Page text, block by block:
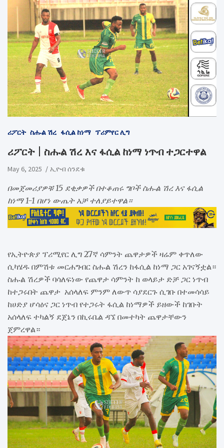
ሪፖርት ስሑል ሽረ ፋሲል ከነማ ፕሪምየር ሊግ
ሪፖርት | ስሑል ሽረ እና ፋሲል ከነማ ነጥብ ተጋርተዋል
May 6, 2025 ኢዮብ ሰንደቁ
በመጀመሪያዎቹ 15 ደቂቃዎች በተቆጠሩ ግቦች ስሑል ሽረ እና ፋሲል
ከነማ 1-1 በሆነ ውጤት አቻ ተለያይተዋል።
የኢትዮጵያ ፕሪሚየር ሊግ 27ኛ ሳምንት ጨዋታዎች ዛሬም ቀጥለው
ሲካሄዱ በምሽቱ መርሐግብር ስሑል ሽረን ከፋሲል ከነማ ጋር አገናኝቷል።
ስሑል ሽረዎች ባሳለፍነው የጨዋታ ሳምንት ከ ወላይታ ድቻ ጋር ነጥብ
ከተጋሩበት ጨዋታ አሰላለፍ ምንም ለውጥ ሳያደርጉ ሲገቡ በተመሳሳይ
ከሀድያ ሆሳዕና ጋር ነጥብ የተጋሩት ፋሲል ከነማዎች ይዘውች ከገቡት
አሰላለፍ ተካልኝ ደጀኔን በኪሩቤል ዳኜ በመተካት ጨዋታቸውን
ጀምረዋል።